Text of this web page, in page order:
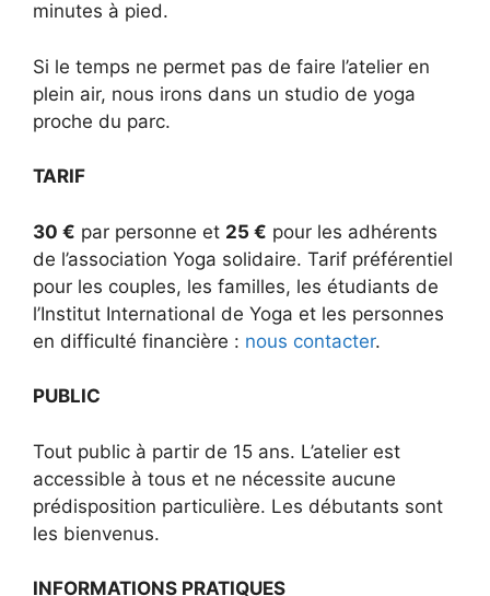
minutes à pied.
Si le temps ne permet pas de faire l’atelier en
plein air, nous irons dans un studio de yoga
proche du parc.
TARIF
30 € par personne et 25 € pour les adhérents
de l’association Yoga solidaire. Tarif préférentiel
pour les couples, les familles, les étudiants de
l’Institut International de Yoga et les personnes
en difficulté financière : nous contacter.
PUBLIC
Tout public à partir de 15 ans. L’atelier est
accessible à tous et ne nécessite aucune
prédisposition particulière. Les débutants sont
les bienvenus.
INFORMATIONS PRATIQUES